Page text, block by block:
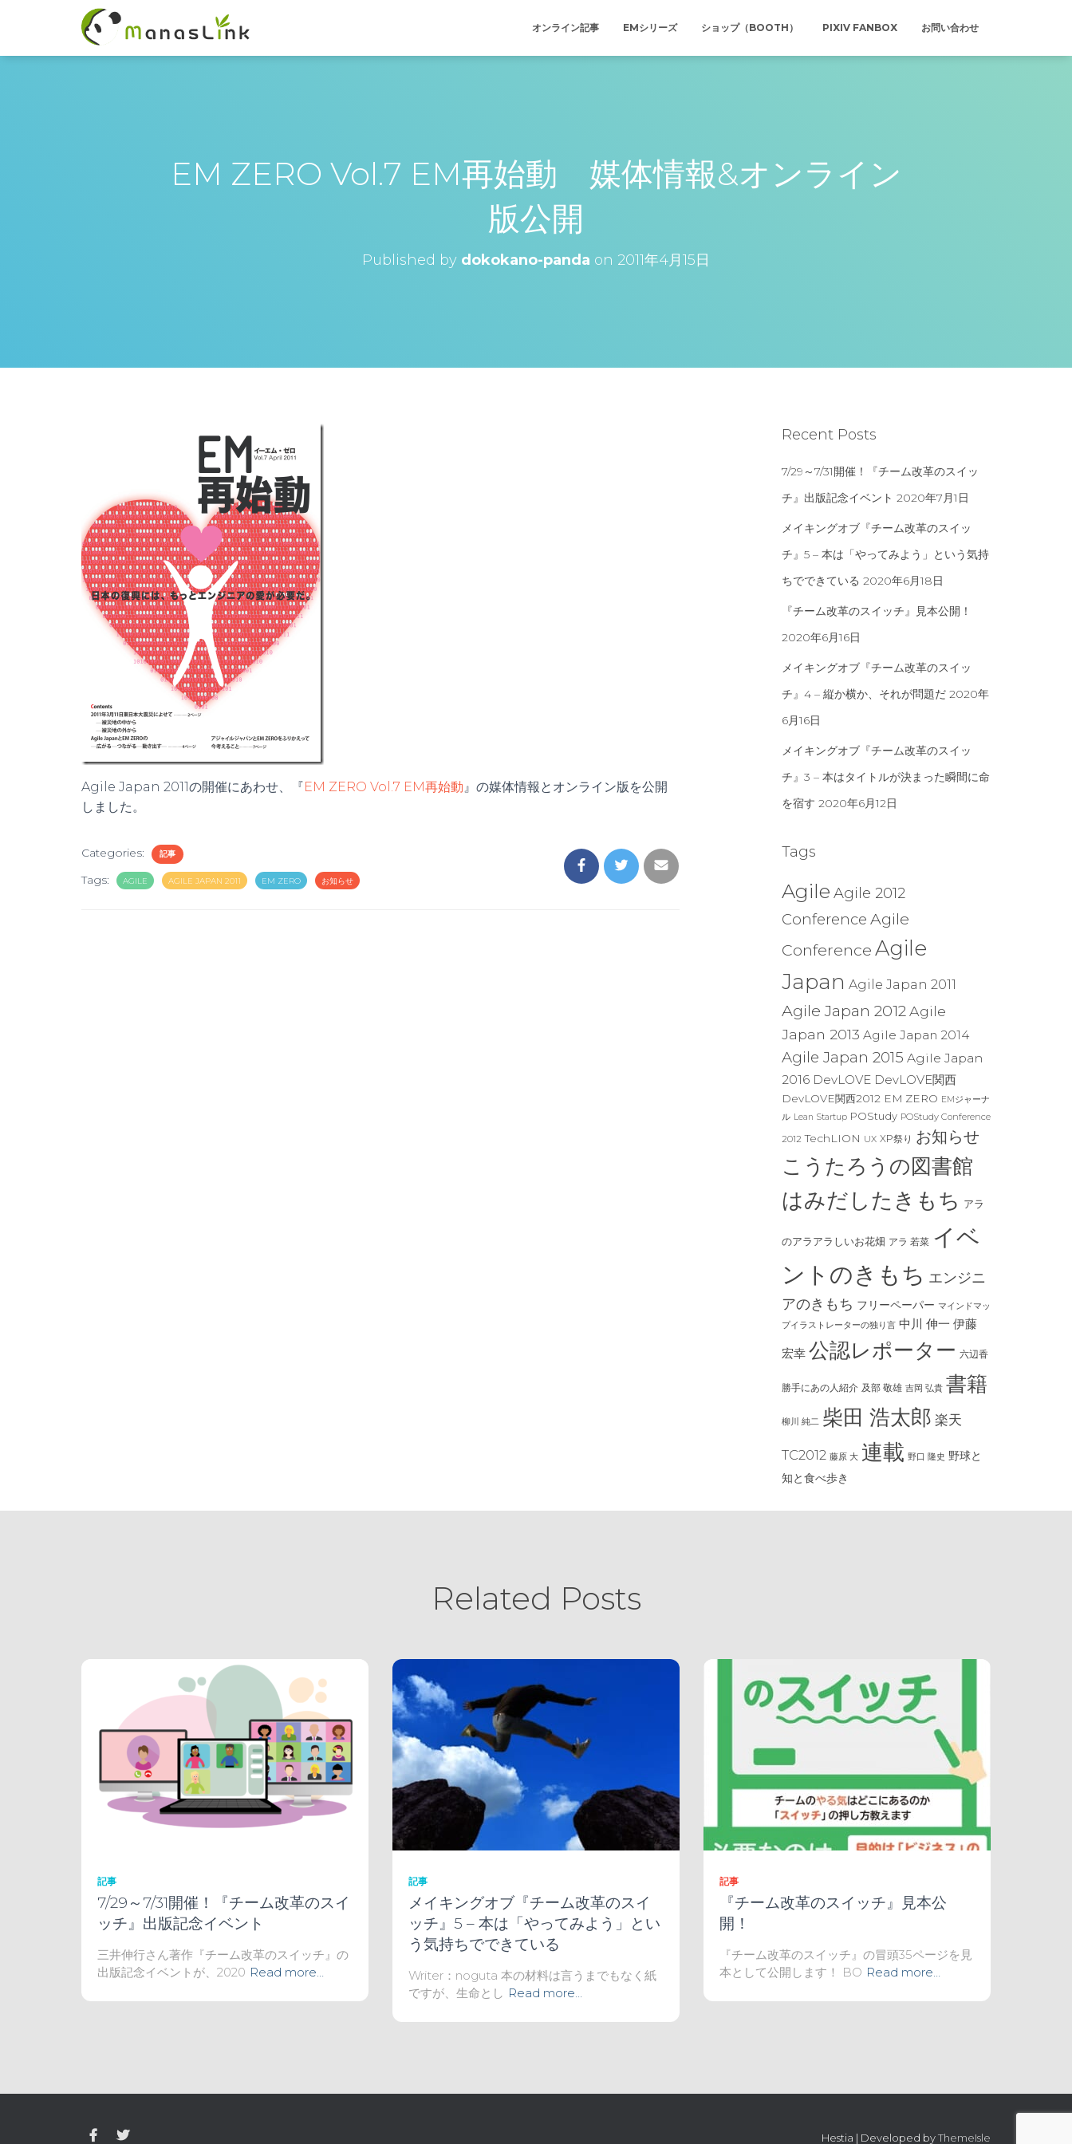
オンライン記事 EMシリーズ ショップ（BOOTH） PIXIV FANBOX お問い合わせ
EM ZERO Vol.7 EM再始動 媒体情報&オンライン
版公開
Published by dokokano-panda on 2011年4月15日
Agile Japan 2011の開催にあわせ、『EM ZERO Vol.7 EM再始動』の媒体情報とオンライン版を公開
しました。
Categories: 記事
Tags: AGILE AGILE JAPAN 2011 EM ZERO お知らせ
Recent Posts
7/29～7/31開催！『チーム改革のスイッ
チ』出版記念イベント 2020年7月1日
メイキングオブ『チーム改革のスイッ
チ』5 – 本は「やってみよう」という気持
ちでできている 2020年6月18日
『チーム改革のスイッチ』見本公開！
2020年6月16日
メイキングオブ『チーム改革のスイッ
チ』4 – 縦か横か、それが問題だ 2020年
6月16日
メイキングオブ『チーム改革のスイッ
チ』3 – 本はタイトルが決まった瞬間に命
を宿す 2020年6月12日
Tags
Agile Agile 2012
Conference Agile
Conference Agile
Japan Agile Japan 2011
Agile Japan 2012 Agile
Japan 2013 Agile Japan 2014
Agile Japan 2015 Agile Japan
2016 DevLOVE DevLOVE関西
DevLOVE関西2012 EM ZERO EMジャーナ
ル Lean Startup POStudy POStudy Conference
2012 TechLION UX XP祭り お知らせ
こうたろうの図書館
はみだしたきもち アラ
のアラアラしいお花畑 アラ 若菜 イベ
ントのきもち エンジニ
アのきもち フリーペーパー マインドマッ
プイラストレーターの独り言 中川 伸一 伊藤
宏幸 公認レポーター 六辺香
勝手にあの人紹介 及部 敬雄 吉岡 弘貴 書籍
柳川 純二 柴田 浩太郎 楽天
TC2012 藤原 大 連載 野口 隆史 野球と
知と食べ歩き
Related Posts
記事
7/29～7/31開催！『チーム改革のスイ
ッチ』出版記念イベント
三井伸行さん著作『チーム改革のスイッチ』の
出版記念イベントが、2020 Read more…
記事
メイキングオブ『チーム改革のスイ
ッチ』5 – 本は「やってみよう」とい
う気持ちでできている
Writer：noguta 本の材料は言うまでもなく紙
ですが、生命とし Read more…
記事
『チーム改革のスイッチ』見本公
開！
『チーム改革のスイッチ』の冒頭35ページを見
本として公開します！ BO Read more…
Hestia | Developed byThemeIsle